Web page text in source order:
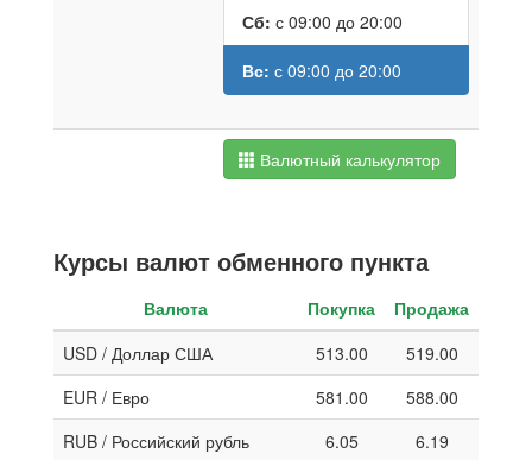
Сб: с 09:00 до 20:00
Вс: с 09:00 до 20:00
Валютный калькулятор
Курсы валют обменного пункта
Валюта Покупка
Продажа
USD / Доллар США
513.00
519.00
EUR / Евро
581.00
588.00
RUB / Российский рубль
6.05
6.19